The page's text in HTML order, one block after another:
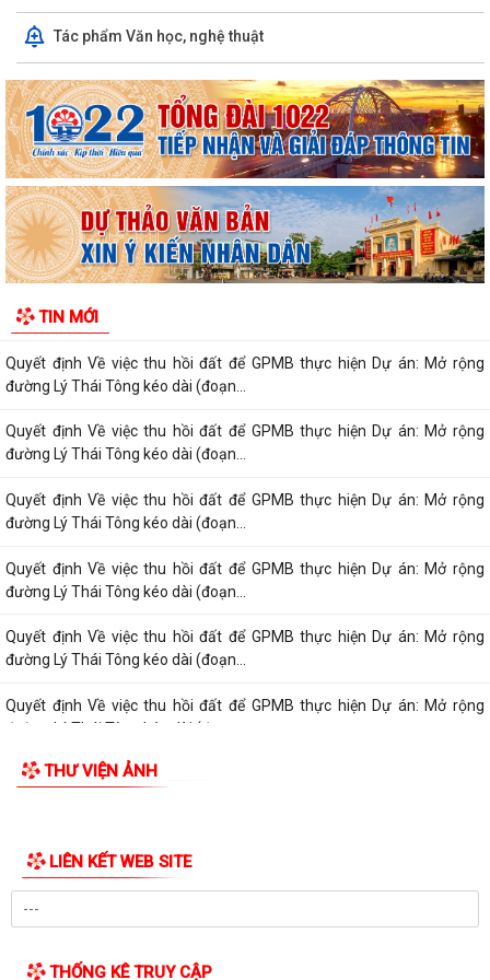
Tác phẩm Văn học, nghệ thuật
TIN MỚI
đường Lý Thái Tông kéo dài (đoạn...
Quyết định Về việc thu hồi đất để GPMB thực hiện Dự án: Mở rộng
đường Lý Thái Tông kéo dài (đoạn...
Quyết định Về việc thu hồi đất để GPMB thực hiện Dự án: Mở rộng
đường Lý Thái Tông kéo dài (đoạn...
Quyết định Về việc thu hồi đất để GPMB thực hiện Dự án: Mở rộng
đường Lý Thái Tông kéo dài (đoạn...
đường Lý Thái Tông kéo dài (đoạn...
Quyết định Về việc thu hồi đất để GPMB thực hiện Dự án: Mở rộng
đường Lý Thái Tông kéo dài (đoạn...
Quyết định Về việc thu hồi đất để GPMB thực hiện Dự án: Mở rộng
đường Lý Thái Tông kéo dài (đoạn...
Quyết định Về việc thu hồi đất để GPMB thực hiện Dự án: Mở rộng
đường Lý Thái Tông kéo dài (đoạn...
Quyết định Về việc thu hồi đất để GPMB thực hiện Dự án: Mở rộng
đường Lý Thái Tông kéo dài (đoạn...
Quyết định Về việc thu hồi đất để GPMB thực hiện Dự án: Mở rộng
đường Lý Thái Tông kéo dài (đoạn...
Quyết định Về việc thu hồi đất để GPMB thực hiện Dự án: Mở rộng
đường Lý Thái Tông kéo dài (đoạn...
Quyết định Về việc thu hồi đất để GPMB thực hiện Dự án: Mở rộng
đường Lý Thái Tông kéo dài (đoạn...
Quyết định Về việc thu hồi đất để GPMB thực hiện Dự án: Mở rộng
đường Lý Thái Tông kéo dài (đoạn từ...
THƯ VIỆN ẢNH